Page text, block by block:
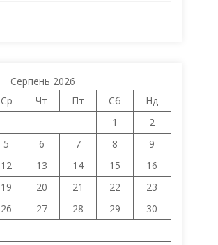
Серпень 2026
Ср Чт Пт Сб
Нд
1
2
5 6 7 8
9
12 13 14 15
16
19 20 21 22
23
26 27 28 29
30